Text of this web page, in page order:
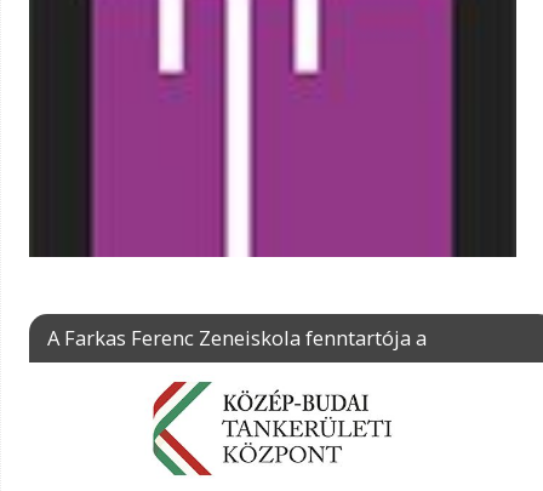
A Farkas Ferenc Zeneiskola fenntartója a